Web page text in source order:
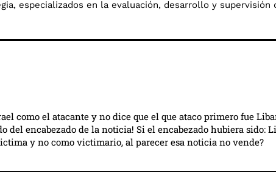
especializados en la evaluación, desarrollo y supervisión
como el atacante y no dice que el que ataco primero fue
del encabezado de la noticia! Si el encabezado hubiera sido:
y no como victimario, al parecer esa noticia no vende?